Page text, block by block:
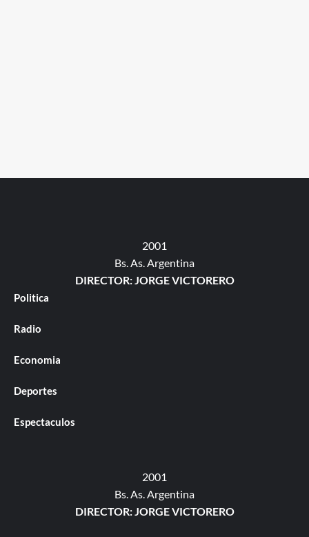
2001
Bs. As. Argentina
DIRECTOR: JORGE VICTORERO
Politica
Radio
Economia
Deportes
Espectaculos
2001
Bs. As. Argentina
DIRECTOR: JORGE VICTORERO